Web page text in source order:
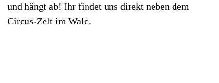
und hängt ab! Ihr findet uns direkt neben dem
Circus-Zelt im Wald.